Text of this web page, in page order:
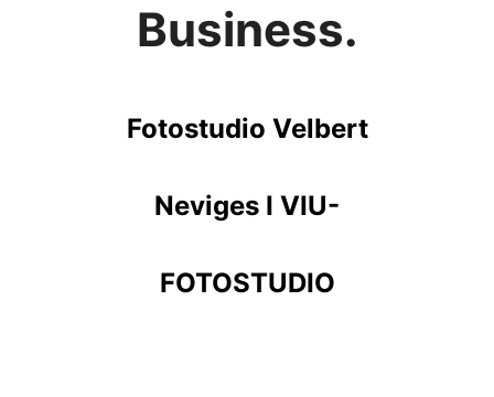
Business.
Fotostudio Velbert
Neviges I VIU-
FOTOSTUDIO